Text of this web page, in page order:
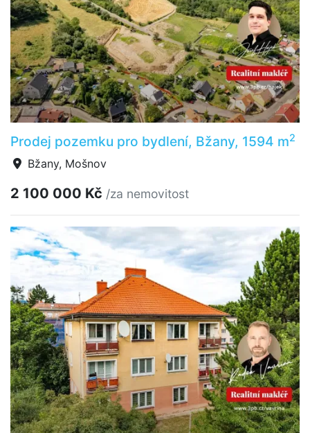
Prodej pozemku pro bydlení, Bžany, 1594 m2
Bžany, Mošnov
2 100 000 Kč /za nemovitost